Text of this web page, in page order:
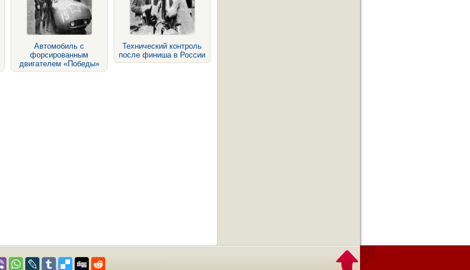
Автомобиль с
форсированным
двигателем «Победы»
Технический контроль
после финиша в России